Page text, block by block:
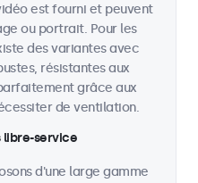
est fourni et peuvent
ou portrait. Pour les
des variantes avec
résistantes aux
grâce aux
de ventilation.
libre-service
d'une large gamme